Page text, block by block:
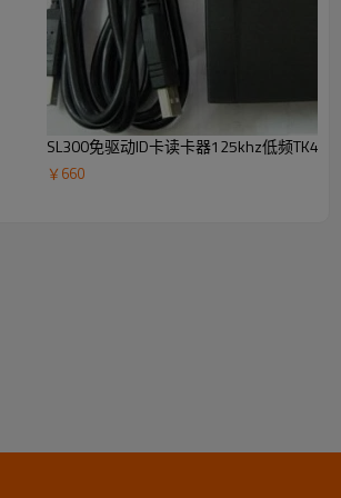
SL300免驱动ID卡读卡器125khz低频
￥ 660